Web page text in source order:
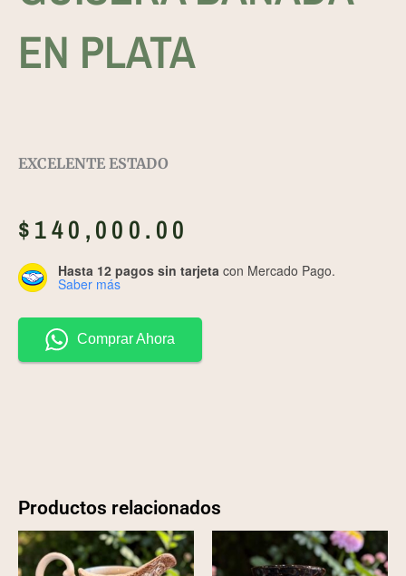
EN PLATA
EXCELENTE ESTADO
$140,000.00
Hasta 12 pagos sin tarjeta con Mercado Pago.
Saber más
Comprar Ahora
Productos relacionados